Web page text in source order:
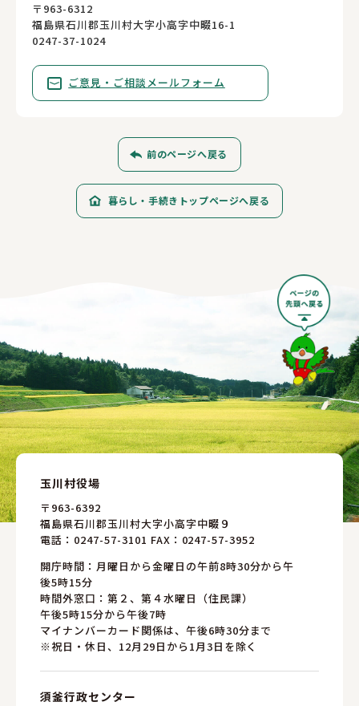
〒963-6312
福島県石川郡玉川村大字小高字中畷16-1
0247-37-1024
ご意見・ご相談メールフォーム
前のページへ戻る
暮らし・手続きトップページへ戻る
玉川村役場
〒963-6392
福島県石川郡玉川村大字小高字中畷９
電話： 0247-57-3101 FAX：0247-57-3952
開庁時間：月曜日から金曜日の午前8時30分から午
後5時15分
時間外窓口：第２、第４水曜日（住民課）
午後5時15分から午後7時
マイナンバーカード関係は、午後6時30分まで
※祝日・休日、12月29日から1月3日を除く
須釜行政センター